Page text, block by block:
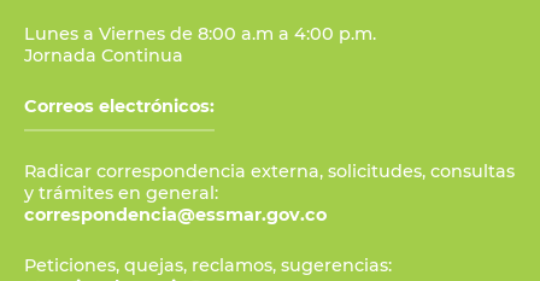
Lunes a Viernes de 8:00 a.m a 4:00 p.m.
Jornada Continua
Correos electrónicos:
Radicar correspondencia externa, solicitudes, consultas
y trámites en general:
correspondencia@essmar.gov.co
Peticiones, quejas, reclamos, sugerencias: